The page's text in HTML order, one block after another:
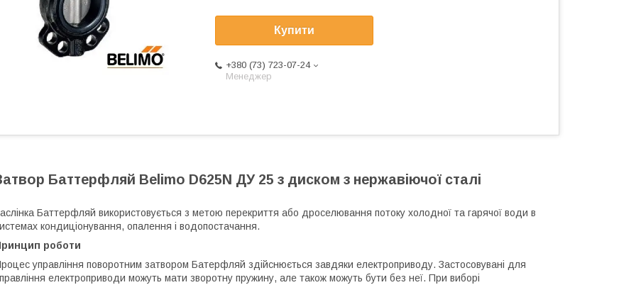
Купити
+380 (73) 723-07-24
Менеджер
Баттерфляй Belimo D625N ДУ 25 з диском з нержавіючої сталі
Баттерфляй використовується з метою перекриття або дроселювання потоку холодної та гарячої води в
кондиціонування, опалення і водопостачання.
роботи
управління поворотним затвором Батерфляй здійснюється завдяки електроприводу. Застосовувані для
електроприводи можуть мати зворотну пружину, але також можуть бути без неї. При виборі